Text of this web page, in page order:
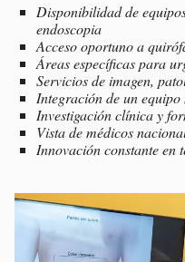
Disponibilidad de
endoscopia
Acceso oportuno a
Áreas específicas para
Servicios de imagen,
Integración de un
Investigación clínica y
Vista de médicos
Innovación constante en